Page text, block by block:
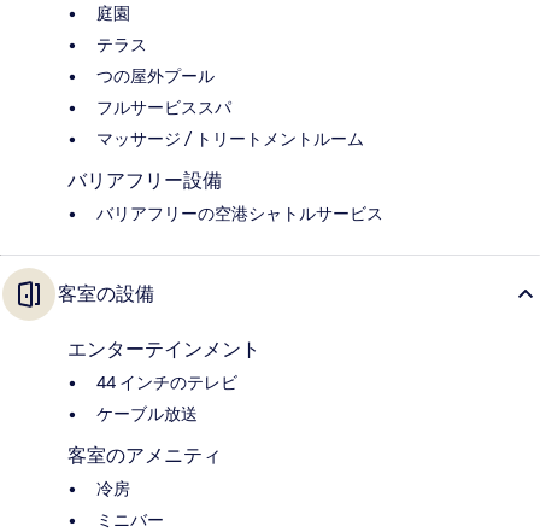
庭園
テラス
つの屋外プール
フルサービススパ
マッサージ / トリートメントルーム
バリアフリー設備
バリアフリーの空港シャトルサービス
客室の設備
エンターテインメント
44 インチのテレビ
ケーブル放送
客室のアメニティ
冷房
ミニバー